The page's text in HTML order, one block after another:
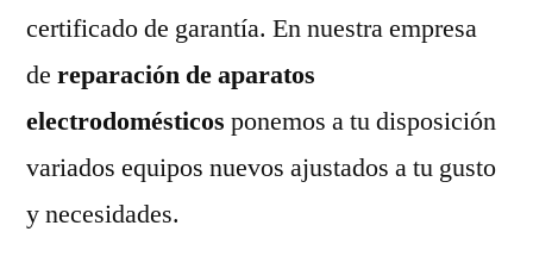
certificado de garantía. En nuestra empresa
de reparación de aparatos
electrodomésticos ponemos a tu disposición
variados equipos nuevos ajustados a tu gusto
y necesidades.